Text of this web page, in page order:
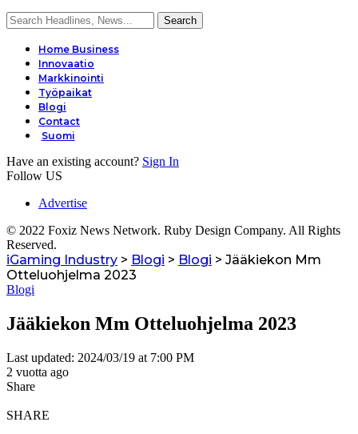
Home Business
Innovaatio
Markkinointi
Työpaikat
Blogi
Contact
Suomi
Have an existing account? Sign In
Follow US
Advertise
© 2022 Foxiz News Network. Ruby Design Company. All Rights
Reserved.
iGaming Industry > Blogi > Blogi > Jääkiekon Mm
Otteluohjelma 2023
Blogi
Jääkiekon Mm Otteluohjelma 2023
Last updated: 2024/03/19 at 7:00 PM
2 vuotta ago
Share
SHARE